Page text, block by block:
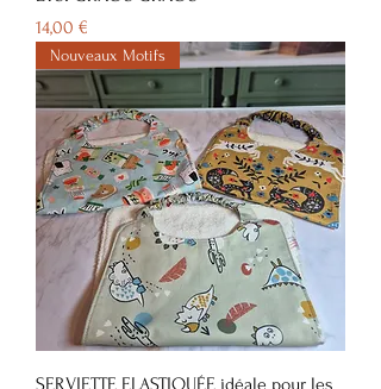
Prix
14,00 €
Nouveaux Motifs
SERVIETTE ELASTIQUÉE idéale pour les